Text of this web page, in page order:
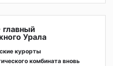
Урала
курорты
комбината вновь